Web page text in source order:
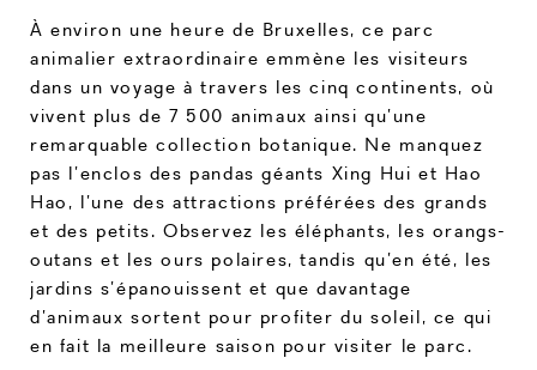
À environ une heure de Bruxelles, ce parc
animalier extraordinaire emmène les visiteurs
dans un voyage à travers les cinq continents, où
vivent plus de 7 500 animaux ainsi qu’une
remarquable collection botanique. Ne manquez
pas l’enclos des pandas géants Xing Hui et Hao
Hao, l’une des attractions préférées des grands
et des petits. Observez les éléphants, les orangs-
outans et les ours polaires, tandis qu’en été, les
jardins s’épanouissent et que davantage
d’animaux sortent pour profiter du soleil, ce qui
en fait la meilleure saison pour visiter le parc.